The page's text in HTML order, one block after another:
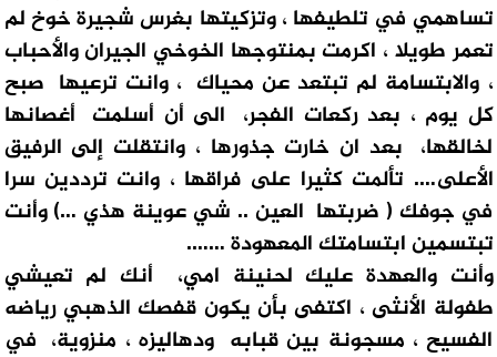
تساهمي في تلطيفها ، وتزكيتها بغرس شجيرة خوخ لم
تعمر طويلا ، اكرمت بمنتوجها الخوخي الجيران والأحباب
، والابتسامة لم تبتعد عن محياك ، وانت ترعيها صبح
كل يوم ، بعد ركعات الفجر، الى أن أسلمت أغصانها
لخالقها، بعد ان خارت جذورها ، وانتقلت إلى الرفيق
الأعلى…. تألمت كثيرا على فراقها ، وانت ترددين سرا
في جوفك ( ضربتها العين .. شي عوينة هذي …) وأنت
تبتسمين ابتسامتك المعهودة …….
وأنت والعهدة عليك لحنينة امي، أنك لم تعيشي
طفولة الأنثى ، اكتفى بأن يكون قفصك الذهبي رياضه
الفسيح ، مسجونة بين قبابه ودهاليزه ، منزوية، في